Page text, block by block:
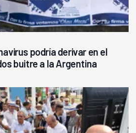
podría derivar en el
buitre a la Argentina